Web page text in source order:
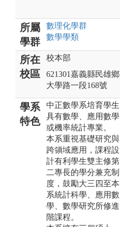
所屬
學群
數理化學群
數學學類
所在
校區
校本部
621301嘉義縣民雄鄉
大學路一段168號
學系
特色
中正數學系培育學生
具有數學、應用數學
或機率統計專業。
本系重視基礎研究與
跨領域應用，課程設
計有利學生雙主修第
二專長的學分兼充制
度，鼓勵大三四至本
系統計科學、應用數
學、數學研究所修進
階課程。